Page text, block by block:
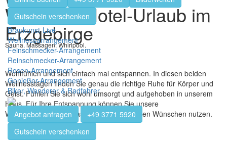
Gutschein verschenken
Braukunst-Live
Wellnessarrangement
Feinschmecker-Arrangement
Reinschmecker-Arrangement
Rosen-Arrangement
Genießer-Arrangement
Biker, Wanderer & Radfahrer
Angebot anfragen
+49 3771 5920
Gutschein verschenken
Wellness-Hotel-Urlaub im
Erzgebirge
Sauna. Massagen. Whirlpool.
Wohlfühlen und sich einfach mal entspannen. In diesen beiden
Wellnesstagen finden Sie genau die richtige Ruhe für Körper und
Geist. Fühlen Sie sich wohl umsorgt und aufgehoben in unserem
Haus. Für Ihre Entspannung können Sie unsere
Wellnesslandschaft „Kaskade“ frei nach Ihren Wünschen nutzen.